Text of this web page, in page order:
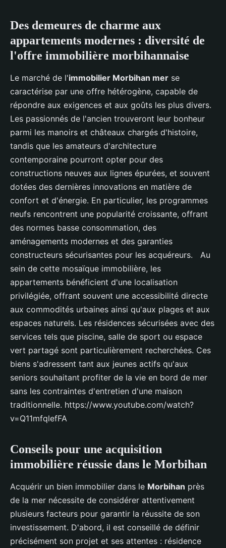
Des demeures de charme aux
appartements modernes : diversité de
l'offre immobilière morbihannaise
Le marché de l'immobilier Morbihan mer se
caractérise par une offre hétérogène, capable de
répondre aux exigences et aux goûts les plus divers.
Les passionnés de l'ancien trouveront leur bonheur
parmi les manoirs et châteaux chargés d'histoire,
tandis que les amateurs d'architecture
contemporaine pourront opter pour des
constructions neuves aux lignes épurées, et souvent
dotées des dernières innovations en matière de
confort et d'énergie. En particulier, les programmes
neufs rencontrent une popularité croissante, offrant
des normes basse consommation, des
aménagements modernes et des garanties
constructeurs sécurisantes pour les acquéreurs. Au
sein de cette mosaïque immobilière, les
appartements bénéficient d'une localisation
privilégiée, offrant souvent une accessibilité directe
aux commodités urbaines ainsi qu'aux plages et aux
espaces naturels. Les résidences sécurisées avec des
services tels que piscine, salle de sport ou espace
vert partagé sont particulièrement recherchées. Ces
biens s'adressent tant aux jeunes actifs qu'aux
seniors souhaitant profiter de la vie en bord de mer
sans les contraintes d'entretien d'une maison
traditionnelle. https://www.youtube.com/watch?
v=Q11mfqlefFA
Conseils pour une acquisition
immobilière réussie dans le Morbihan
Acquérir un bien immobilier dans le Morbihan près
de la mer nécessite de considérer attentivement
plusieurs facteurs pour garantir la réussite de son
investissement. D'abord, il est conseillé de définir
précisément son projet et ses attentes : résidence